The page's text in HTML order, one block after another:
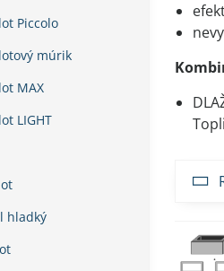
Piccolo
múrik
MAX
LIGHT
hladký